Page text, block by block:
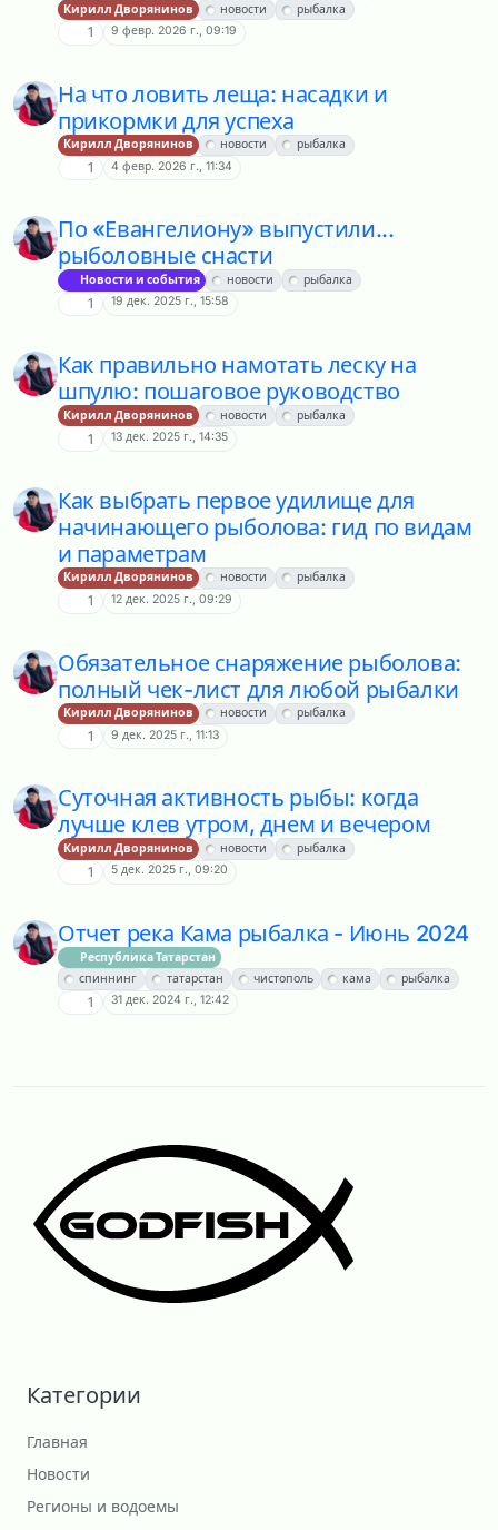
Кирилл Дворянинов новости рыбалка
1 9 февр. 2026 г., 09:19
На что ловить леща: насадки и
прикормки для успеха
Кирилл Дворянинов новости рыбалка
1 4 февр. 2026 г., 11:34
По «Евангелиону» выпустили...
рыболовные снасти
Новости и события новости рыбалка
1 19 дек. 2025 г., 15:58
Как правильно намотать леску на
шпулю: пошаговое руководство
Кирилл Дворянинов новости рыбалка
1 13 дек. 2025 г., 14:35
Как выбрать первое удилище для
начинающего рыболова: гид по видам
и параметрам
Кирилл Дворянинов новости рыбалка
1 12 дек. 2025 г., 09:29
Обязательное снаряжение рыболова:
полный чек-лист для любой рыбалки
Кирилл Дворянинов новости рыбалка
1 9 дек. 2025 г., 11:13
Суточная активность рыбы: когда
лучше клев утром, днем и вечером
Кирилл Дворянинов новости рыбалка
1 5 дек. 2025 г., 09:20
Отчет река Кама рыбалка - Июнь 2024
Республика Татарстан
спиннинг
татарстан чистополь кама рыбалка
1 31 дек. 2024 г., 12:42
Категории
Главная
Новости
Регионы и водоемы